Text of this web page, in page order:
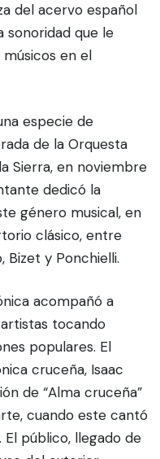
del acervo español
sonoridad que le
en el
especie de
de la Orquesta
Sierra, en noviembre
dedicó la
género musical, en
clásico, entre
Bizet y Ponchielli.
acompañó a
tocando
populares. El
cruceña, Isaac
de “Alma cruceña”
cuando este cantó
público, llegado de